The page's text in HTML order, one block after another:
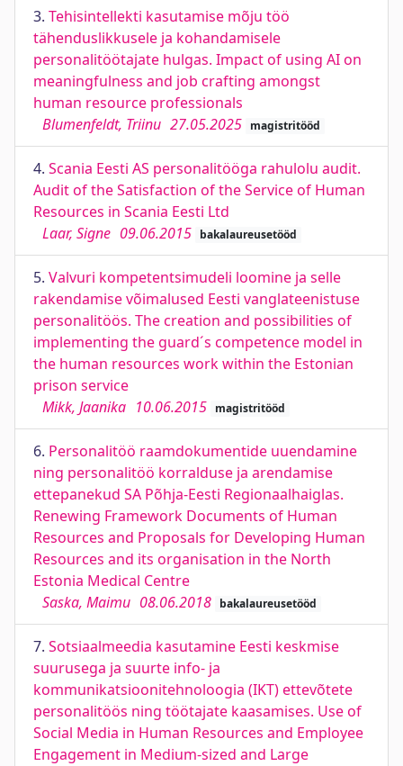
3. Tehisintellekti kasutamise mõju töö
tähenduslikkusele ja kohandamisele
personalitöötajate hulgas. Impact of using AI on
meaningfulness and job crafting amongst
human resource professionals
Blumenfeldt, Triinu 27.05.2025 magistritööd
4. Scania Eesti AS personalitööga rahulolu audit.
Audit of the Satisfaction of the Service of Human
Resources in Scania Eesti Ltd
Laar, Signe 09.06.2015 bakalaureusetööd
5. Valvuri kompetentsimudeli loomine ja selle
rakendamise võimalused Eesti vanglateenistuse
personalitöös. The creation and possibilities of
implementing the guard´s competence model in
the human resources work within the Estonian
prison service
Mikk, Jaanika 10.06.2015 magistritööd
6. Personalitöö raamdokumentide uuendamine
ning personalitöö korralduse ja arendamise
ettepanekud SA Põhja-Eesti Regionaalhaiglas.
Renewing Framework Documents of Human
Resources and Proposals for Developing Human
Resources and its organisation in the North
Estonia Medical Centre
Saska, Maimu 08.06.2018 bakalaureusetööd
7. Sotsiaalmeedia kasutamine Eesti keskmise
suurusega ja suurte info- ja
kommunikatsioonitehnoloogia (IKT) ettevõtete
personalitöös ning töötajate kaasamises. Use of
Social Media in Human Resources and Employee
Engagement in Medium-sized and Large